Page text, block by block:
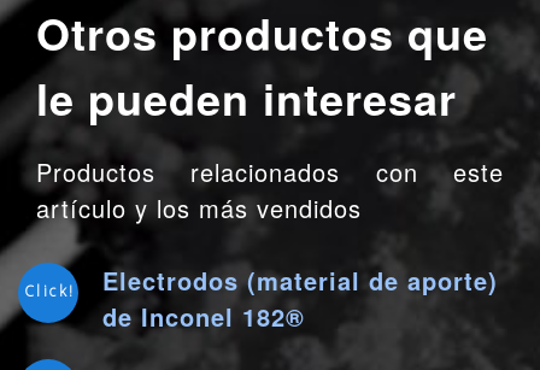
Otros productos que
le pueden interesar
Productos relacionados con este
artículo y los más vendidos
Click!
Electrodos (material de aporte)
de Inconel 182®